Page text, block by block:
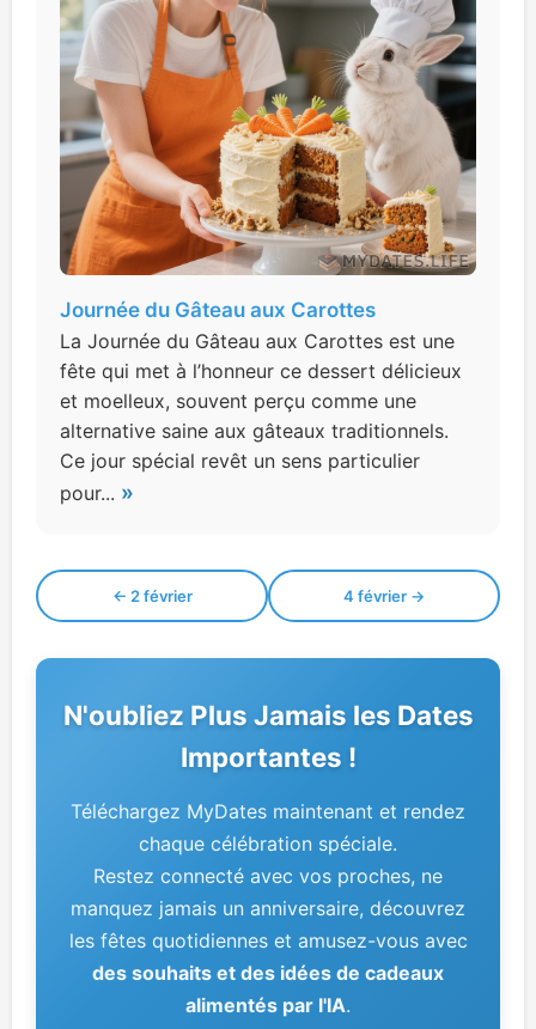
Journée du Gâteau aux Carottes
La Journée du Gâteau aux Carottes est une
fête qui met à l’honneur ce dessert délicieux
et moelleux, souvent perçu comme une
alternative saine aux gâteaux traditionnels.
Ce jour spécial revêt un sens particulier
pour... »
← 2 février 4 février →
N'oubliez Plus Jamais les Dates
Importantes !
Téléchargez MyDates maintenant et rendez
chaque célébration spéciale.
Restez connecté avec vos proches, ne
manquez jamais un anniversaire, découvrez
les fêtes quotidiennes et amusez-vous avec
des souhaits et des idées de cadeaux
alimentés par l'IA.